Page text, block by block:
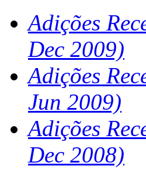
Adições
Dec 2009)
Adições
Jun 2009)
Adições
Dec 2008)